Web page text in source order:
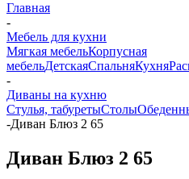
Главная
-
Мебель для кухни
Мягкая мебельКорпусная
мебельДетскаяСпальняКухня
-
Диваны на кухню
Стулья, табуретыСтолы
-Диван Блюз 2 65
Диван Блюз 2 65